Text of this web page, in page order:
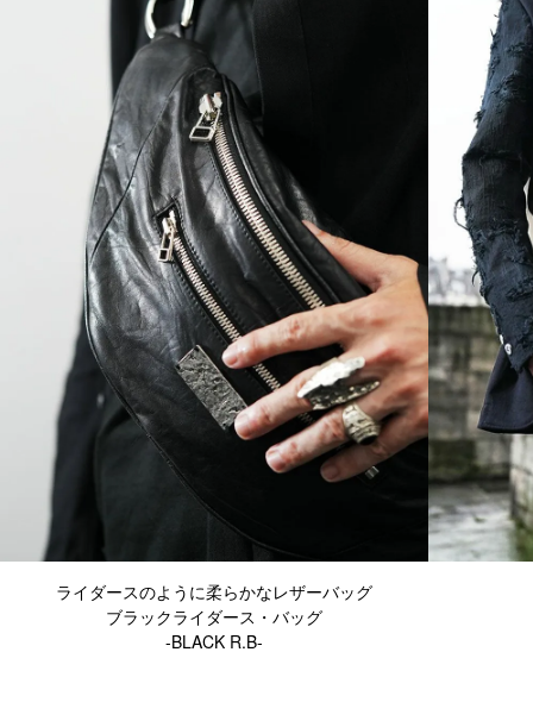
ライダースのように柔らかなレザーバッグ
ブラックライダース・バッグ
-BLACK R.B-